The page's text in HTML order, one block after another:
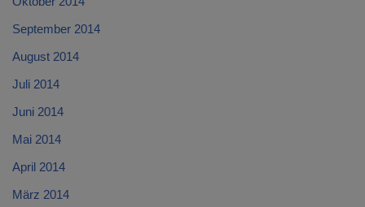
September 2014
August 2014
Juli 2014
Juni 2014
Mai 2014
April 2014
März 2014